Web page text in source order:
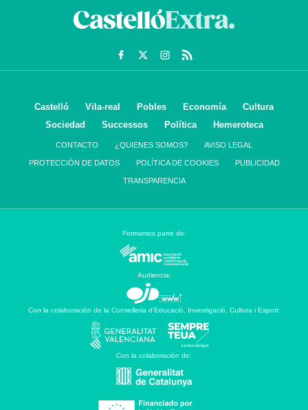
Castelló Vila-real Pobles Economía
Cultura
Sociedad
Successos Política Hemeroteca
CONTACTO ¿QUIENES SOMOS? AVISO LEGAL
PROTECCIÓN DE DATOS POLÍTICA DE COOKIES PUBLICIDAD
TRANSPARENCIA
Formamos parte de:
Audiencia:
Con la colaboración de la Conselleria d’Educació, Investigació, Cultura i Esport:
Con la colaboración de: